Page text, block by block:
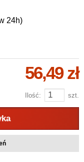
24h)
56,49 zł
Ilość: szt.